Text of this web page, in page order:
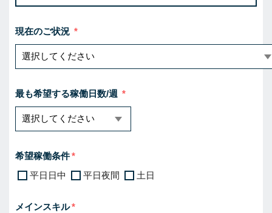
現在のご状況
最も希望する稼働日数/週
希望稼働条件
平日日中
平日夜間 土日
メインスキル